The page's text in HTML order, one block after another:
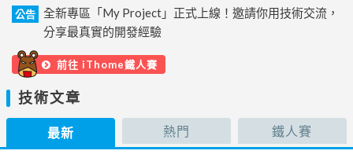
公告
全新專區「My Project」正式上線！邀請你用技術交流，
分享最真實的開發經驗
前往 iThome鐵人賽
技術文章
最新 熱門 鐵人賽